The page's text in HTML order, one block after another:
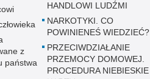
z
państwa
HANDLOWI LUDŹMI
NARKOTYKI. CO
POWINIENEŚ WIEDZIEĆ?
PRZECIWDZIAŁANIE
PRZEMOCY DOMOWEJ.
PROCEDURA NIEBIESKIE